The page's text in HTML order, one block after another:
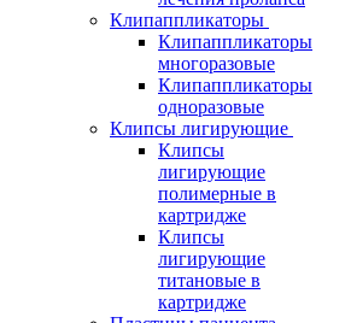
Клипаппликаторы
Клипаппликаторы
многоразовые
Клипаппликаторы
одноразовые
Клипсы лигирующие
Клипсы
лигирующие
полимерные в
картридже
Клипсы
лигирующие
титановые в
картридже